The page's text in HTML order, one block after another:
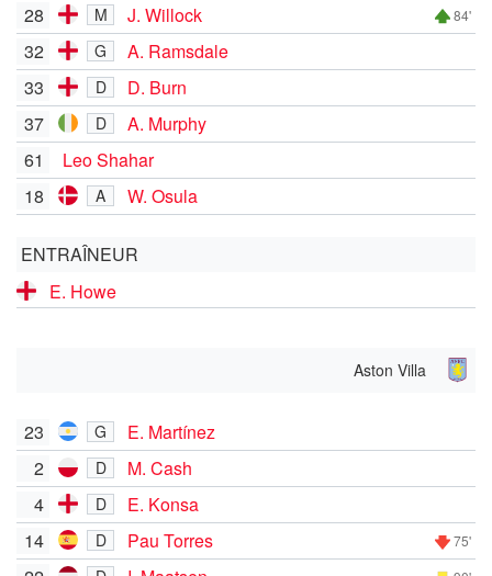
28 M J. Willock 84'
32 G
A. Ramsdale
33
D
D. Burn
37
D
A. Murphy
61
Leo Shahar
18
A W. Osula
ENTRAÎNEUR
E. Howe
Aston Villa
23 G
E. Martínez
2
D
M. Cash
4
D
E. Konsa
14
D Pau Torres 75'